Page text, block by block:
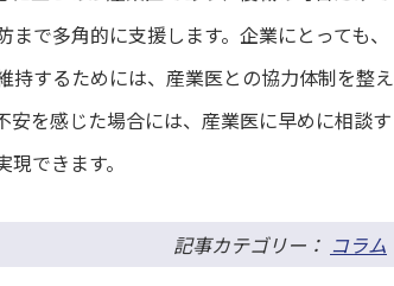
で多角的に支援します。企業にとっても、
持するためには、産業医との協力体制を整え
安を感じた場合には、産業医に早めに相談す
できます。
記事カテゴリー： コラム